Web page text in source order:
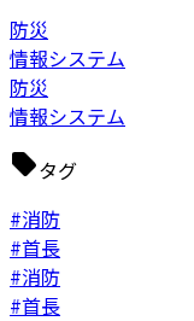
防災
情報システム
防災
情報システム
タグ
#消防
#首長
#消防
#首長